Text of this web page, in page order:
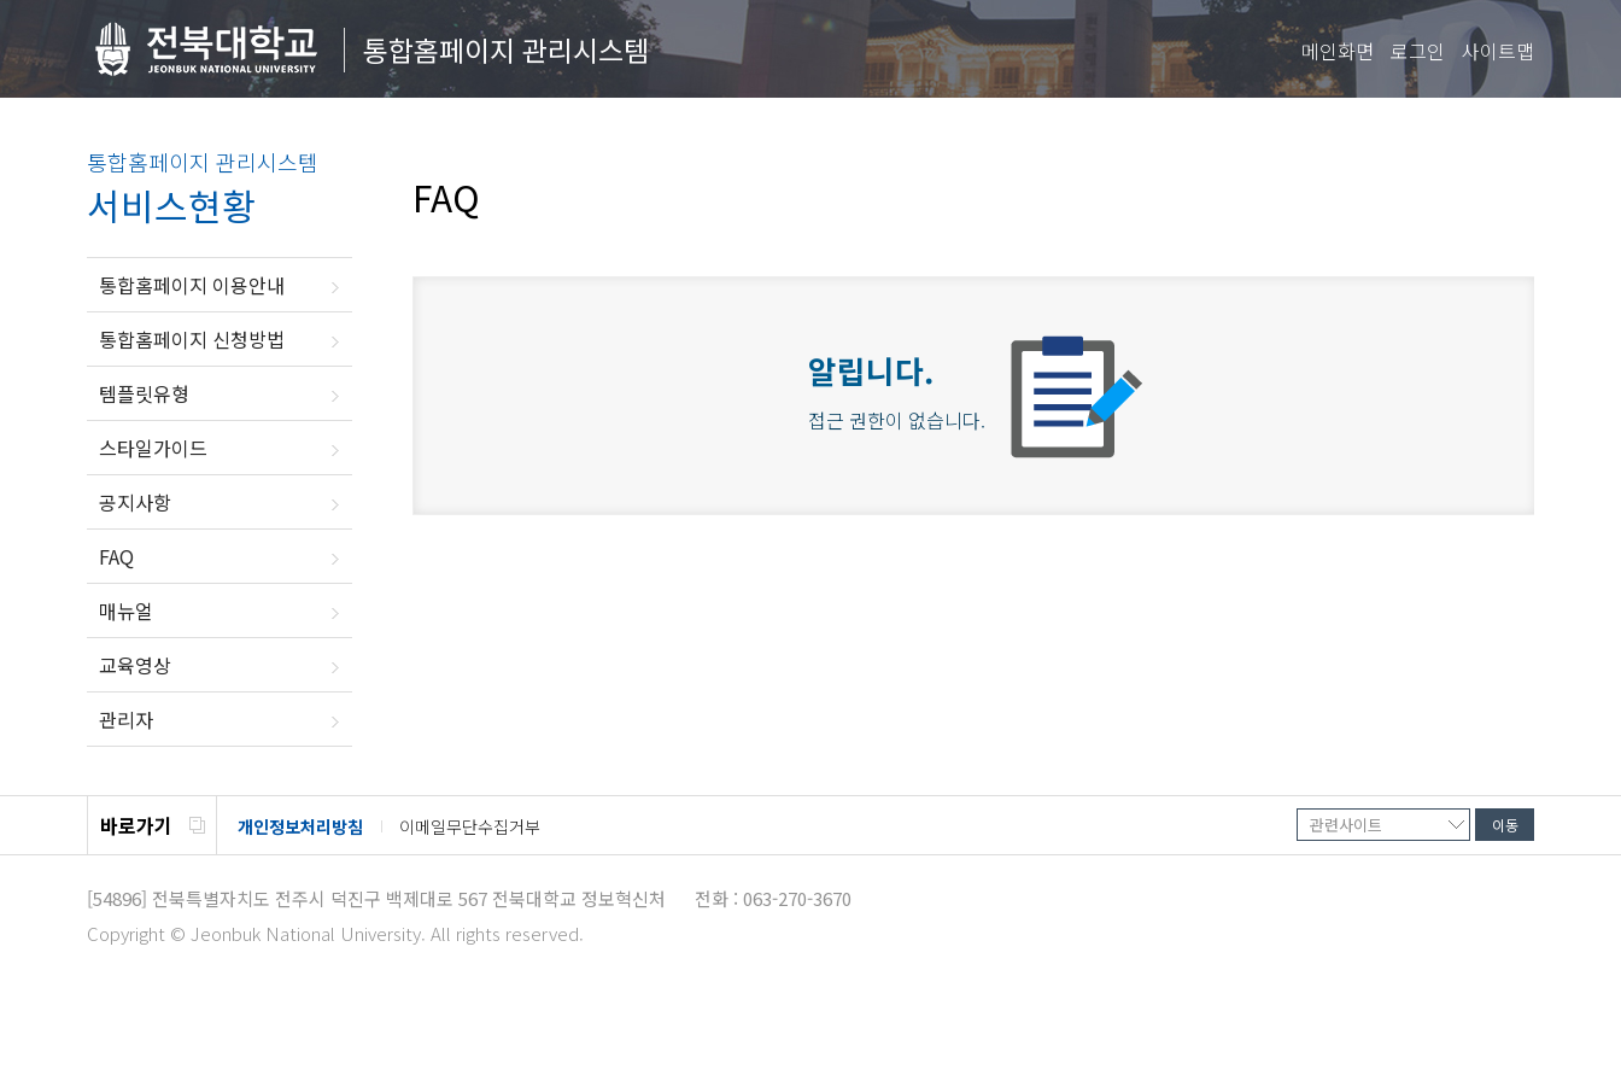
통합홈페이지 관리시스템 메인화면 로그인 사이트맵
통합홈페이지 관리시스템
서비스현황
통합홈페이지 이용안내
통합홈페이지 신청방법
템플릿유형
스타일가이드
공지사항
FAQ
매뉴얼
교육영상
관리자
FAQ
알립니다.
접근 권한이 없습니다.
바로가기 개인정보처리방침 이메일무단수집거부
[54896] 전북특별자치도 전주시 덕진구 백제대로 567 전북대학교 정보혁신처
전화 : 063-270-3670
Copyright © Jeonbuk National University. All rights reserved.